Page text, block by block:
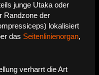
junge Utaka oder
Randzone der
lokalisiert
das Seitenlinienorgan,
verharrt die Art